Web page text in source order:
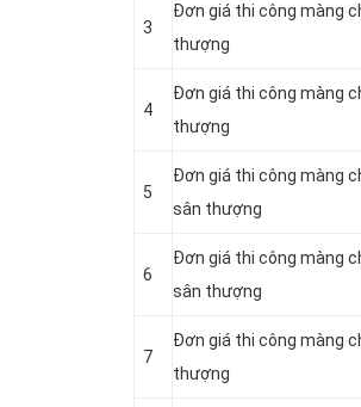
3
Đơn giá thi công màng
thượng
4
Đơn giá thi công màng
thượng
5
Đơn giá thi công màng
sân thượng
6
Đơn giá thi công màng
sân thượng
7
Đơn giá thi công màng
thượng